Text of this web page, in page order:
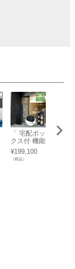
「 宅配ボッ
クス付 機能
門柱 ミース
カラー：ブ
ラック アン
¥199,100
（税込）
機能